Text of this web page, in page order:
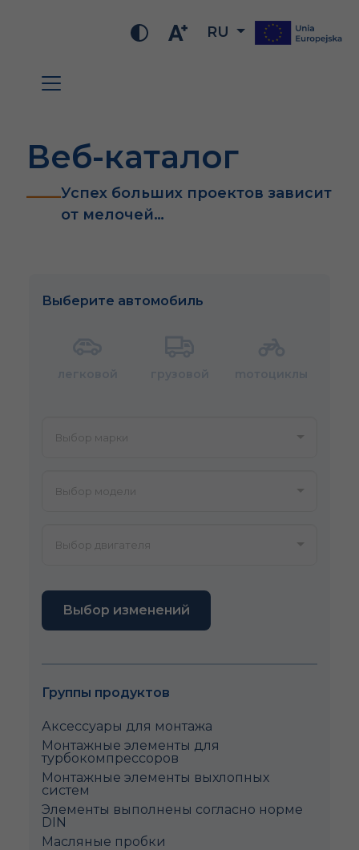
RU
Веб-каталог
Успех больших проектов зависит
от мелочей…
Выберите автомобиль
Выбор изменений
Группы продуктов
Аксессуары для монтажа
Монтажные элементы для
турбокомпрессоров
Монтажные элементы выхлопных
систем
Элементы выполнены согласно норме
DIN
Масляные пробки